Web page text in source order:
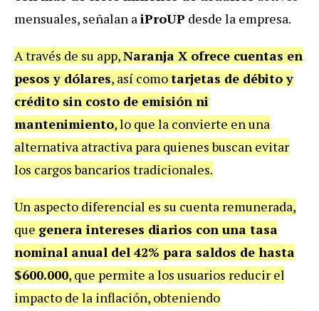
mensuales, señalan aiProUP desde la empresa.
A través de su app,Naranja X ofrece cuentas en
pesos y dólares, así comotarjetas de débito y
crédito sin costo de emisión ni
mantenimiento, lo que la convierte en una
alternativa atractiva para quienes buscan evitar
los cargos bancarios tradicionales.
Un aspecto diferencial es su cuenta remunerada,
que genera intereses diarios con una tasa
nominal anual del 42% para saldos de hasta
$600.000, que permite a los usuarios reducir el
impacto de la inflación, obteniendo